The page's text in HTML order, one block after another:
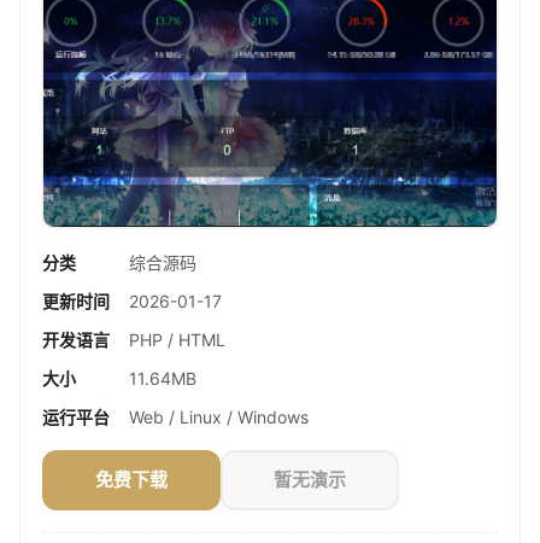
分类
综合源码
更新时间
2026-01-17
开发语言
PHP / HTML
大小
11.64MB
运行平台
Web / Linux / Windows
免费下载 暂无演示